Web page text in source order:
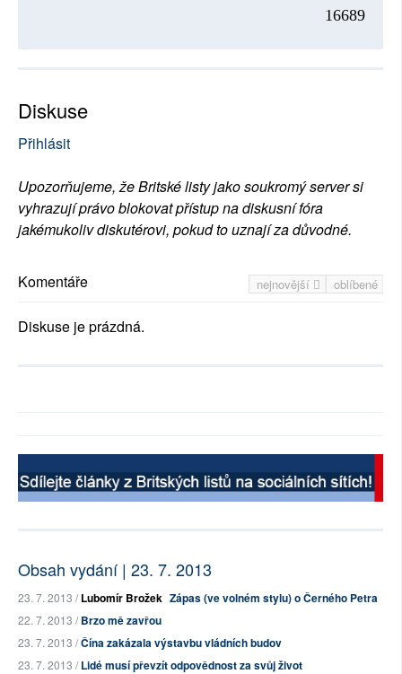
16689
Diskuse
Přihlásit
Upozorňujeme, že Britské listy jako soukromý server si
vyhrazují právo blokovat přístup na diskusní fóra
jakémukoliv diskutérovi, pokud to uznají za důvodné.
nejnovější oblíbené
Komentáře
Diskuse je prázdná.
Obsah vydání | 23. 7. 2013
23. 7. 2013 /Lubomír Brožek Zápas (ve volném stylu) o Černého Petra
22. 7. 2013 /Brzo mě zavřou
23. 7. 2013 /Čína zakázala výstavbu vládních budov
23. 7. 2013 /Lidé musí převzít odpovědnost za svůj život